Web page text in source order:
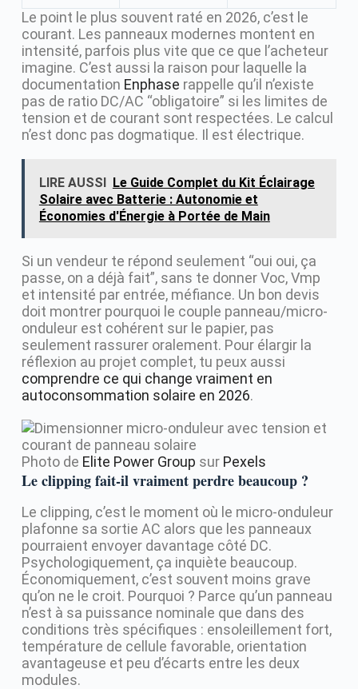
Le point le plus souvent raté en 2026, c’est le
courant. Les panneaux modernes montent en
intensité, parfois plus vite que ce que l’acheteur
imagine. C’est aussi la raison pour laquelle la
documentation Enphase rappelle qu’il n’existe
pas de ratio DC/AC “obligatoire” si les limites de
tension et de courant sont respectées. Le calcul
n’est donc pas dogmatique. Il est électrique.
LIRE AUSSI
Le Guide Complet du Kit Éclairage
Solaire avec Batterie : Autonomie et
Économies d'Énergie à Portée de Main
Si un vendeur te répond seulement “oui oui, ça
passe, on a déjà fait”, sans te donner Voc, Vmp
et intensité par entrée, méfiance. Un bon devis
doit montrer pourquoi le couple panneau/micro-
onduleur est cohérent sur le papier, pas
seulement rassurer oralement. Pour élargir la
réflexion au projet complet, tu peux aussi
comprendre ce qui change vraiment en
autoconsommation solaire en 2026.
Photo de Elite Power Group sur Pexels
Le clipping fait-il vraiment perdre beaucoup ?
Le clipping, c’est le moment où le micro-onduleur
plafonne sa sortie AC alors que les panneaux
pourraient envoyer davantage côté DC.
Psychologiquement, ça inquiète beaucoup.
Économiquement, c’est souvent moins grave
qu’on ne le croit. Pourquoi ? Parce qu’un panneau
n’est à sa puissance nominale que dans des
conditions très spécifiques : ensoleillement fort,
température de cellule favorable, orientation
avantageuse et peu d’écarts entre les deux
modules.